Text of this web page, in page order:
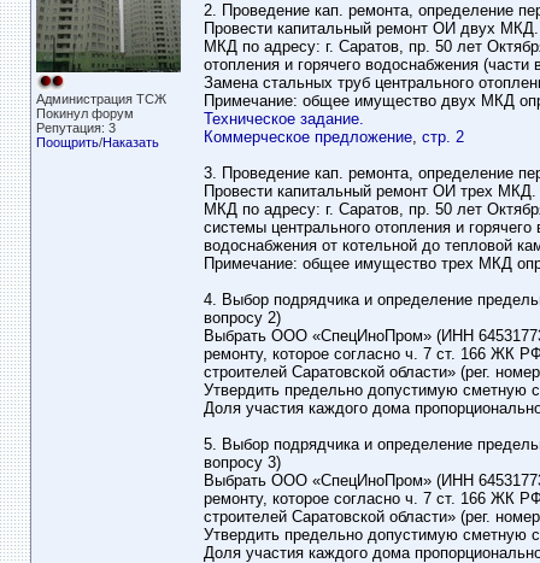
Администрация ТСЖ
Покинул форум
Репутация: 3
Поощрить/Наказать
2. Проведение кап. ремонта, определение
Провести капитальный ремонт ОИ двух
МКД по адресу: г. Саратов, пр. 50 лет
отопления и горячего водоснабжения
Замена стальных труб центрального
Примечание: общее имущество двух МКД
Техническое задание.
Коммерческое предложение, стр. 2
3. Проведение кап. ремонта, определение
Провести капитальный ремонт ОИ трех
МКД по адресу: г. Саратов, пр. 50 лет
системы центрального отопления и
водоснабжения от котельной до тепловой
Примечание: общее имущество трех МКД
4. Выбор подрядчика и определение
вопросу 2)
Выбрать ООО «СпецИноПром» (ИНН
ремонту, которое согласно ч. 7 ст. 166 ЖК
строителей Саратовской области» (рег.
Утвердить предельно допустимую сметную
Доля участия каждого дома
5. Выбор подрядчика и определение
вопросу 3)
Выбрать ООО «СпецИноПром» (ИНН
ремонту, которое согласно ч. 7 ст. 166 ЖК
строителей Саратовской области» (рег.
Утвердить предельно допустимую сметную
Доля участия каждого дома